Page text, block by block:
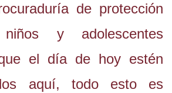
de protección
y adolescentes
el día de hoy estén
aquí, todo esto es